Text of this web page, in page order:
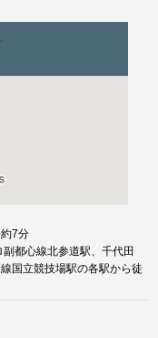
7分
都心線北参道駅、千代田
国立競技場駅の各駅から徒